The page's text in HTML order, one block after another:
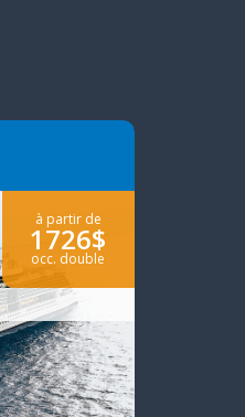
à partir de
1726$
occ. double